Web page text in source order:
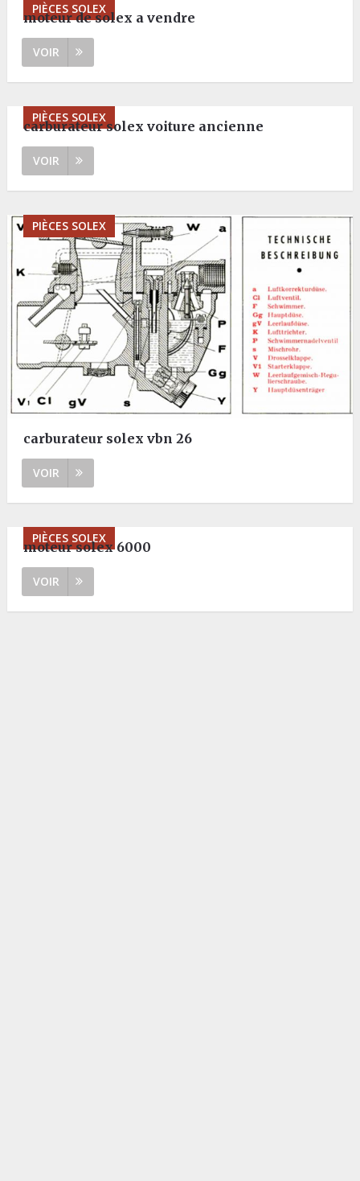
PIÈCES SOLEX
moteur de solex a vendre
VOIR
PIÈCES SOLEX
carburateur solex voiture ancienne
VOIR
PIÈCES SOLEX
carburateur solex vbn 26
VOIR
PIÈCES SOLEX
moteur solex 6000
VOIR